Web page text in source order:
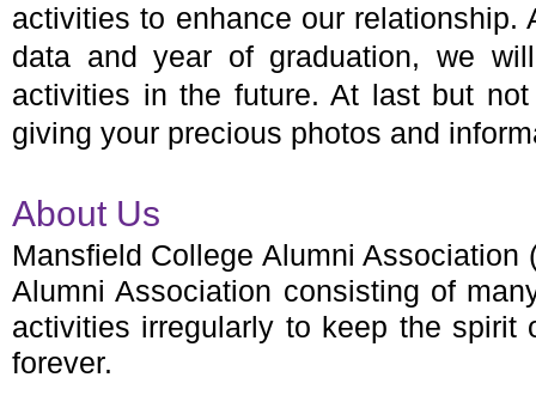
activities to enhance our
data and year of graduation, we
activities in the future. At last but
giving your precious photos and
About Us
Mansfield College Alumni
Alumni Association consisting of
activities irregularly to keep the spirit
forever.